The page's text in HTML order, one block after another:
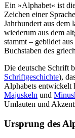
Ein »Alphabet« ist
Zeichen einer
Jahrhundert aus dem
wiederum aus dem
stammt – gebildet
Buchstaben des
Die deutsche Schrift
Schriftgeschichte),
Alphabets entwickelt
Majuskeln und
Umlauten und
Ursprung des